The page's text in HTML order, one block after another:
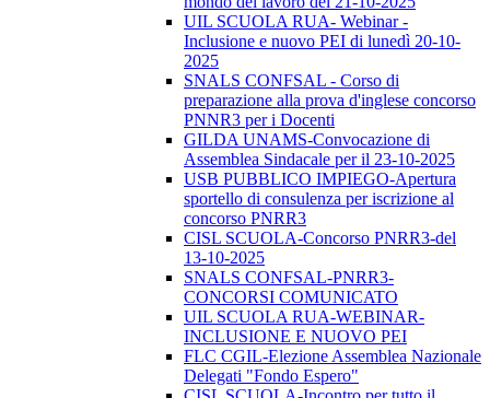
UIL SCUOLA RUA- Webinar -
Inclusione e nuovo PEI di lunedì 20-10-
2025
SNALS CONFSAL - Corso di
preparazione alla prova d'inglese concorso
PNNR3 per i Docenti
GILDA UNAMS-Convocazione di
Assemblea Sindacale per il 23-10-2025
USB PUBBLICO IMPIEGO-Apertura
sportello di consulenza per iscrizione al
concorso PNRR3
CISL SCUOLA-Concorso PNRR3-del
13-10-2025
SNALS CONFSAL-PNRR3-
CONCORSI COMUNICATO
UIL SCUOLA RUA-WEBINAR-
INCLUSIONE E NUOVO PEI
FLC CGIL-Elezione Assemblea Nazionale
Delegati "Fondo Espero"